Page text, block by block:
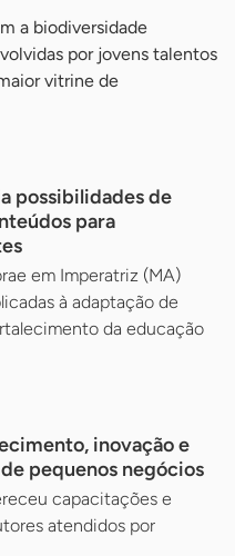
a biodiversidade
por jovens talentos
vitrine de
possibilidades de
para
em Imperatriz (MA)
à adaptação de
da educação
inovação e
pequenos negócios
capacitações e
atendidos por